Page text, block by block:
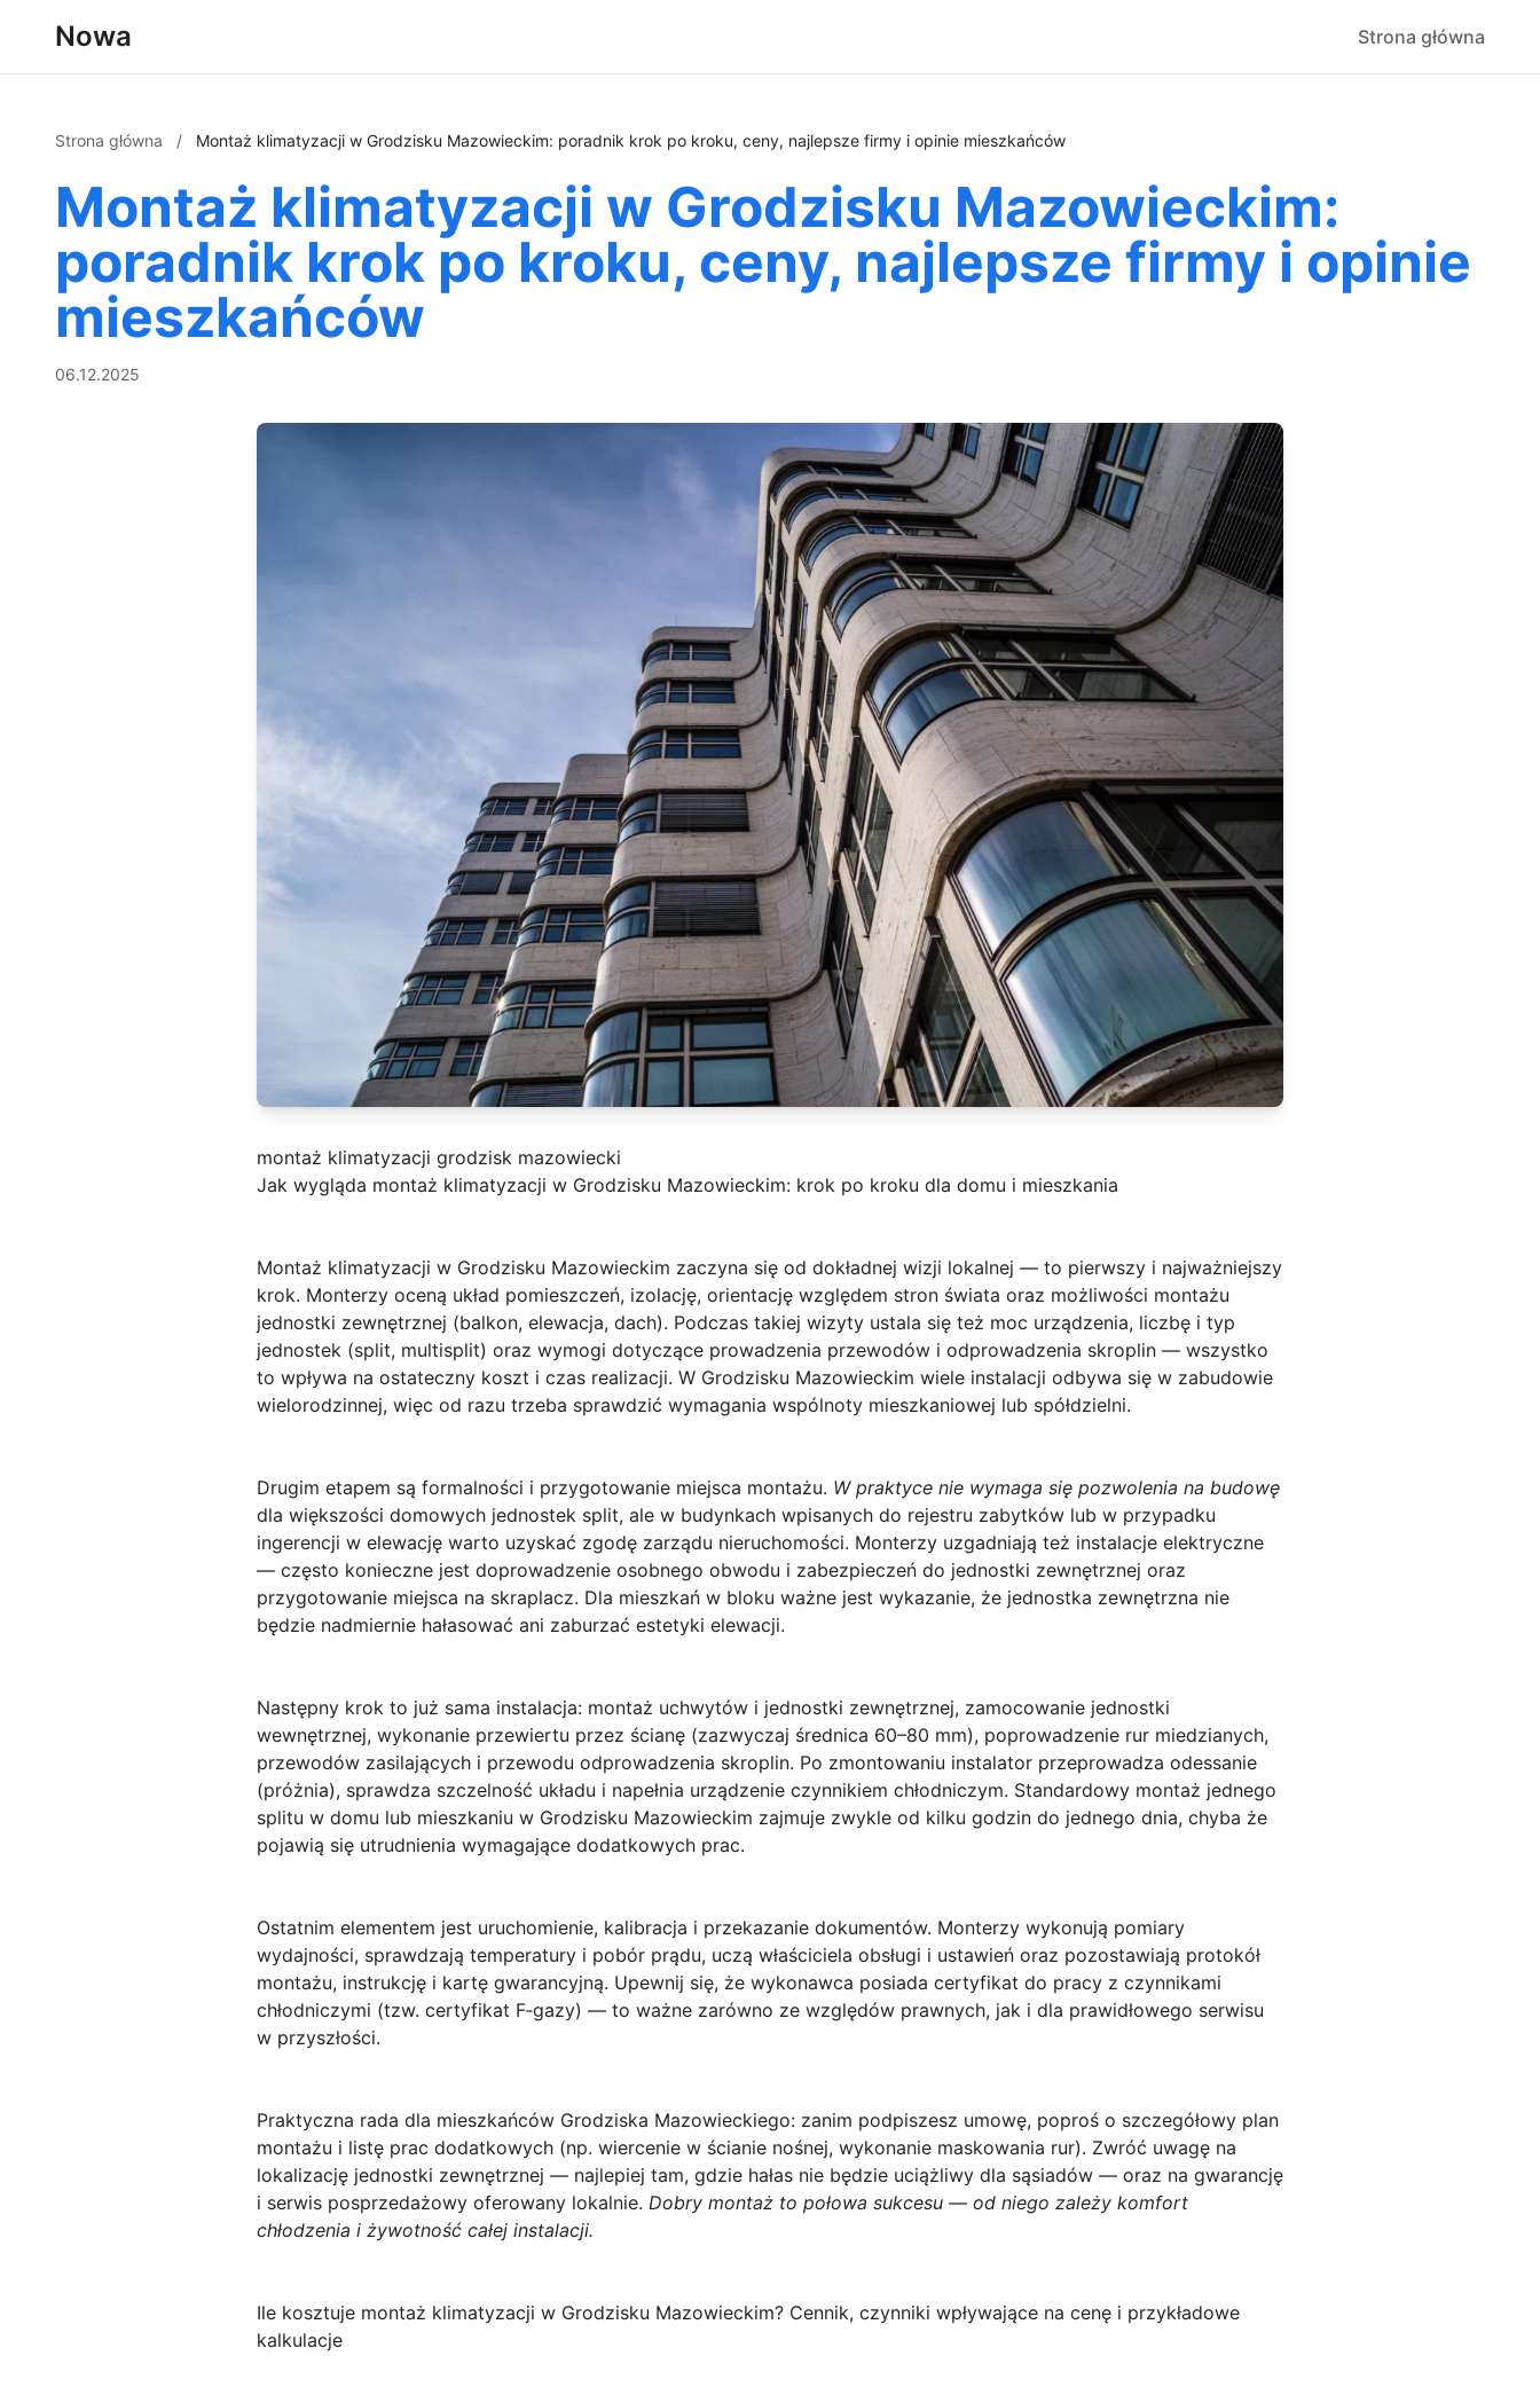
Nowa Strona główna
Strona główna / Montaż klimatyzacji w Grodzisku Mazowieckim: poradnik krok po kroku, ceny, najlepsze firmy i opinie mieszkańców
Montaż klimatyzacji w Grodzisku Mazowieckim:
poradnik krok po kroku, ceny, najlepsze firmy i opinie
mieszkańców
06.12.2025
montaż klimatyzacji grodzisk mazowiecki
Jak wygląda montaż klimatyzacji w Grodzisku Mazowieckim: krok po kroku dla domu i mieszkania
Montaż klimatyzacji w Grodzisku Mazowieckim zaczyna się od dokładnej wizji lokalnej — to pierwszy i najważniejszy
krok. Monterzy oceną układ pomieszczeń, izolację, orientację względem stron świata oraz możliwości montażu
jednostki zewnętrznej (balkon, elewacja, dach). Podczas takiej wizyty ustala się też moc urządzenia, liczbę i typ
jednostek (split, multisplit) oraz wymogi dotyczące prowadzenia przewodów i odprowadzenia skroplin — wszystko
to wpływa na ostateczny koszt i czas realizacji. W Grodzisku Mazowieckim wiele instalacji odbywa się w zabudowie
wielorodzinnej, więc od razu trzeba sprawdzić wymagania wspólnoty mieszkaniowej lub spółdzielni.
Drugim etapem są formalności i przygotowanie miejsca montażu. W praktyce nie wymaga się pozwolenia na budowę
dla większości domowych jednostek split, ale w budynkach wpisanych do rejestru zabytków lub w przypadku
ingerencji w elewację warto uzyskać zgodę zarządu nieruchomości. Monterzy uzgadniają też instalacje elektryczne
— często konieczne jest doprowadzenie osobnego obwodu i zabezpieczeń do jednostki zewnętrznej oraz
przygotowanie miejsca na skraplacz. Dla mieszkań w bloku ważne jest wykazanie, że jednostka zewnętrzna nie
będzie nadmiernie hałasować ani zaburzać estetyki elewacji.
Następny krok to już sama instalacja: montaż uchwytów i jednostki zewnętrznej, zamocowanie jednostki
wewnętrznej, wykonanie przewiertu przez ścianę (zazwyczaj średnica 60–80 mm), poprowadzenie rur miedzianych,
przewodów zasilających i przewodu odprowadzenia skroplin. Po zmontowaniu instalator przeprowadza odessanie
(próżnia), sprawdza szczelność układu i napełnia urządzenie czynnikiem chłodniczym. Standardowy montaż jednego
splitu w domu lub mieszkaniu w Grodzisku Mazowieckim zajmuje zwykle od kilku godzin do jednego dnia, chyba że
pojawią się utrudnienia wymagające dodatkowych prac.
Ostatnim elementem jest uruchomienie, kalibracja i przekazanie dokumentów. Monterzy wykonują pomiary
wydajności, sprawdzają temperatury i pobór prądu, uczą właściciela obsługi i ustawień oraz pozostawiają protokół
montażu, instrukcję i kartę gwarancyjną. Upewnij się, że wykonawca posiada certyfikat do pracy z czynnikami
chłodniczymi (tzw. certyfikat F‑gazy) — to ważne zarówno ze względów prawnych, jak i dla prawidłowego serwisu
w przyszłości.
Praktyczna rada dla mieszkańców Grodziska Mazowieckiego: zanim podpiszesz umowę, poproś o szczegółowy plan
montażu i listę prac dodatkowych (np. wiercenie w ścianie nośnej, wykonanie maskowania rur). Zwróć uwagę na
lokalizację jednostki zewnętrznej — najlepiej tam, gdzie hałas nie będzie uciążliwy dla sąsiadów — oraz na gwarancję
i serwis posprzedażowy oferowany lokalnie. Dobry montaż to połowa sukcesu — od niego zależy komfort
chłodzenia i żywotność całej instalacji.
Ile kosztuje montaż klimatyzacji w Grodzisku Mazowieckim? Cennik, czynniki wpływające na cenę i przykładowe
kalkulacje